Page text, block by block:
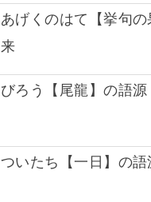
あげくのはて【挙句
来
びろう【尾龍】の語
ついたち【一日】の